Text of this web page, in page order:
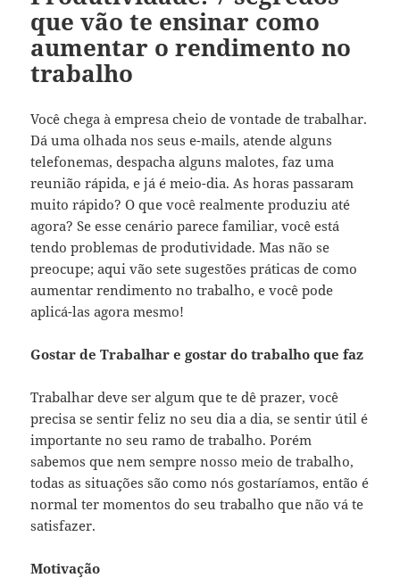
que vão te ensinar como
aumentar o rendimento no
trabalho
Você chega à empresa cheio de vontade de trabalhar.
Dá uma olhada nos seus e-mails, atende alguns
telefonemas, despacha alguns malotes, faz uma
reunião rápida, e já é meio-dia. As horas passaram
muito rápido? O que você realmente produziu até
agora? Se esse cenário parece familiar, você está
tendo problemas de produtividade. Mas não se
preocupe; aqui vão sete sugestões práticas de como
aumentar rendimento no trabalho, e você pode
aplicá-las agora mesmo!
Gostar de Trabalhar e gostar do trabalho que faz
Trabalhar deve ser algum que te dê prazer, você
precisa se sentir feliz no seu dia a dia, se sentir útil é
importante no seu ramo de trabalho. Porém
sabemos que nem sempre nosso meio de trabalho,
todas as situações são como nós gostaríamos, então é
normal ter momentos do seu trabalho que não vá te
satisfazer.
Motivação